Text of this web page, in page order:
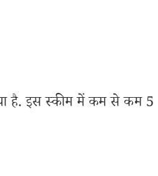
है. इस स्कीम में कम से कम 5